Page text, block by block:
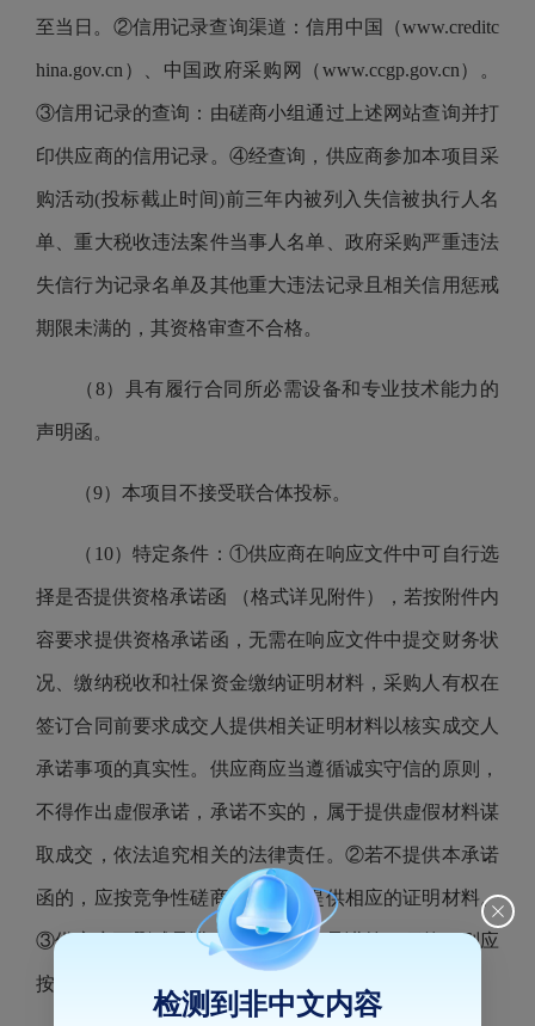
至当日。②信用记录查询渠道：信用中国（www.creditc
hina.gov.cn）、中国政府采购网（www.ccgp.gov.cn）。
③信用记录的查询：由磋商小组通过上述网站查询并打
印供应商的信用记录。④经查询，供应商参加本项目采
购活动(投标截止时间)前三年内被列入失信被执行人名
单、重大税收违法案件当事人名单、政府采购严重违法
失信行为记录名单及其他重大违法记录且相关信用惩戒
期限未满的，其资格审查不合格。
（8）具有履行合同所必需设备和专业技术能力的
声明函。
（9）本项目不接受联合体投标。
（10）特定条件：①供应商在响应文件中可自行选
择是否提供资格承诺函 （格式详见附件），若按附件内
容要求提供资格承诺函，无需在响应文件中提交财务状
况、缴纳税收和社保资金缴纳证明材料，采购人有权在
签订合同前要求成交人提供相关证明材料以核实成交人
承诺事项的真实性。供应商应当遵循诚实守信的原则，
不得作出虚假承诺，承诺不实的，属于提供虚假材料谋
取成交，依法追究相关的法律责任。②若不提供本承诺
函的，应按竞争性磋商文件要求提供相应的证明材料。
③供应商可删减承诺事项，如删去承诺第 1 项的，则应
按竞争性磋商文件要求提供财务状况报告。
检测到非中文内容